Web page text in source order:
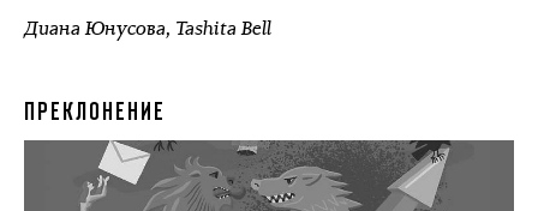
Диана Юнусова, Tashita Bell
ПРЕКЛОНЕНИЕ